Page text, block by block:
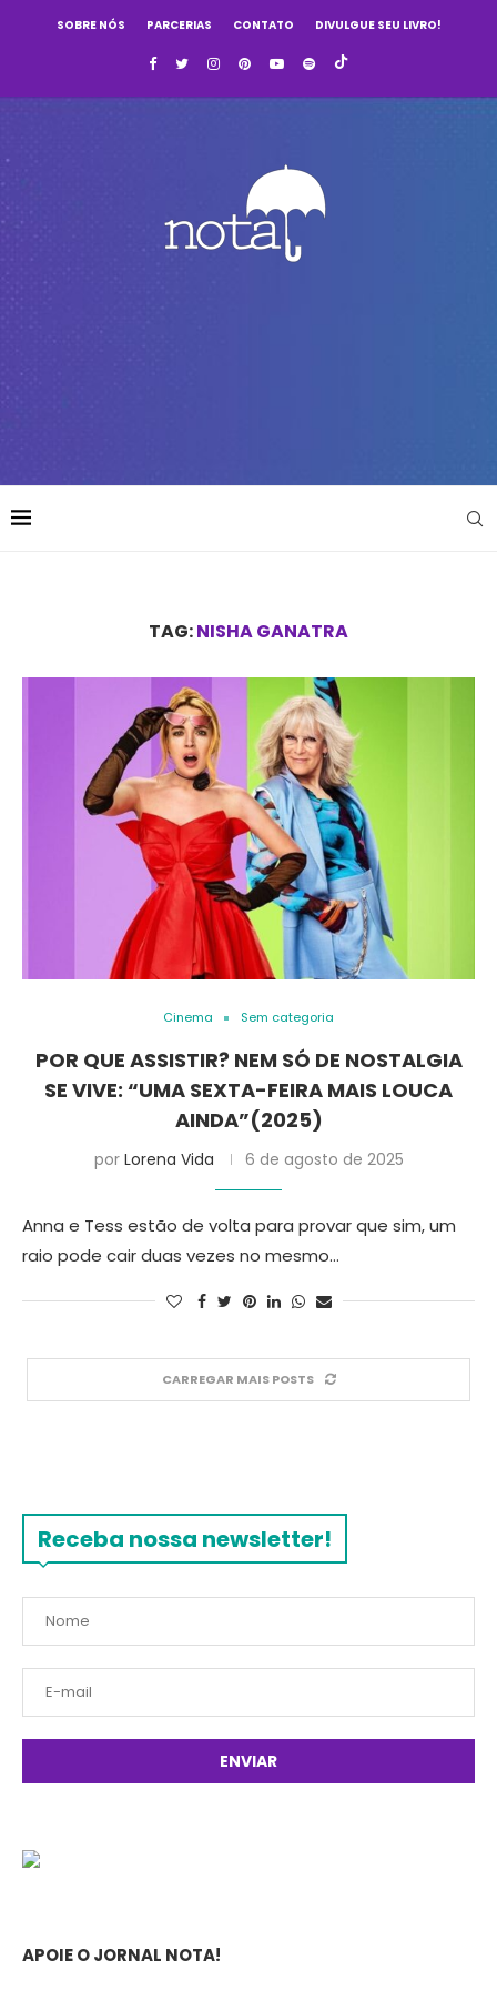
SOBRE NÓS PARCERIAS CONTATO DIVULGUE SEU LIVRO!
TAG:NISHA GANATRA
Cinema Sem categoria
POR QUE ASSISTIR? NEM SÓ DE NOSTALGIA
SE VIVE: “UMA SEXTA-FEIRA MAIS LOUCA
AINDA”(2025)
por Lorena Vida 6 de agosto de 2025
Anna e Tess estão de volta para provar que sim, um
raio pode cair duas vezes no mesmo…
CARREGAR MAIS POSTS
Receba nossa newsletter!
APOIE O JORNAL NOTA!